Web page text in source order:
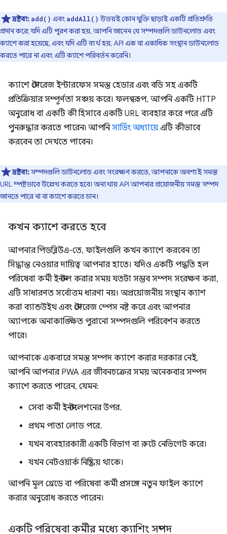
দ্রষ্টব্য: add() এবং addAll() উভয়ই কোন যুক্তি ছাড়াই একটি প্রতিশ্রুতি
প্রদান করে; যদি এটি পূরণ করা হয়, আপনি জানেন যে সম্পদগুলি ডাউনলোড এবং
ক্যাশে করা হয়েছে, এবং যদি এটি ব্যর্থ হয়, API এক বা একাধিক সংস্থান ডাউনলোড
করতে পারে না এবং এটি ক্যাশে পরিবর্তন করেনি।
ক্যাশে স্টোরেজ ইন্টারফেস সমস্ত হেডার এবং বডি সহ একটি
প্রতিক্রিয়ার সম্পূর্ণতা সঞ্চয় করে। ফলস্বরূপ, আপনি একটি HTTP
অনুরোধ বা একটি কী হিসাবে একটি URL ব্যবহার করে পরে এটি
পুনরুদ্ধার করতে পারেন৷ আপনিসার্ভিং অধ্যায়ে এটি কীভাবে
করবেন তা দেখতে পাবেন।
দ্রষ্টব্য:সম্পদগুলি ডাউনলোড এবং সংরক্ষণ করতে, আপনাকে অবশ্যই সমস্ত
URL স্পষ্টভাবে উল্লেখ করতে হবে৷ অন্যথায় API আপনার প্রয়োজনীয় সমস্ত সম্পদ
জানতে পারে না বা ক্যাশে করতে চান।
কখন ক্যাশে করতে হবে
আপনার পিডব্লিউএ-তে, ফাইলগুলি কখন ক্যাশে করবেন তা
সিদ্ধান্ত নেওয়ার দায়িত্ব আপনার হাতে। যদিও একটি পদ্ধতি হল
পরিষেবা কর্মী ইনস্টল করার সময় যতটা সম্ভব সম্পদ সংরক্ষণ করা,
এটি সাধারণত সর্বোত্তম ধারণা নয়। অপ্রয়োজনীয় সংস্থান ক্যাশ
করা ব্যান্ডউইথ এবং স্টোরেজ স্পেস নষ্ট করে এবং আপনার
অ্যাপকে অনাকাঙ্ক্ষিত পুরানো সম্পদগুলি পরিবেশন করতে
পারে।
আপনাকে একবারে সমস্ত সম্পদ ক্যাশে করার দরকার নেই,
আপনি আপনার PWA এর জীবনচক্রের সময় অনেকবার সম্পদ
ক্যাশে করতে পারেন, যেমন:
সেবা কর্মী ইনস্টলেশনের উপর.
প্রথম পাতা লোড পরে.
যখন ব্যবহারকারী একটি বিভাগ বা রুটে নেভিগেট করে।
যখন নেটওয়ার্ক নিষ্ক্রিয় থাকে।
আপনি মূল থ্রেডে বা পরিষেবা কর্মী প্রসঙ্গে নতুন ফাইল ক্যাশে
করার অনুরোধ করতে পারেন।
একটি পরিষেবা কর্মীর মধ্যে ক্যাশিং সম্পদ